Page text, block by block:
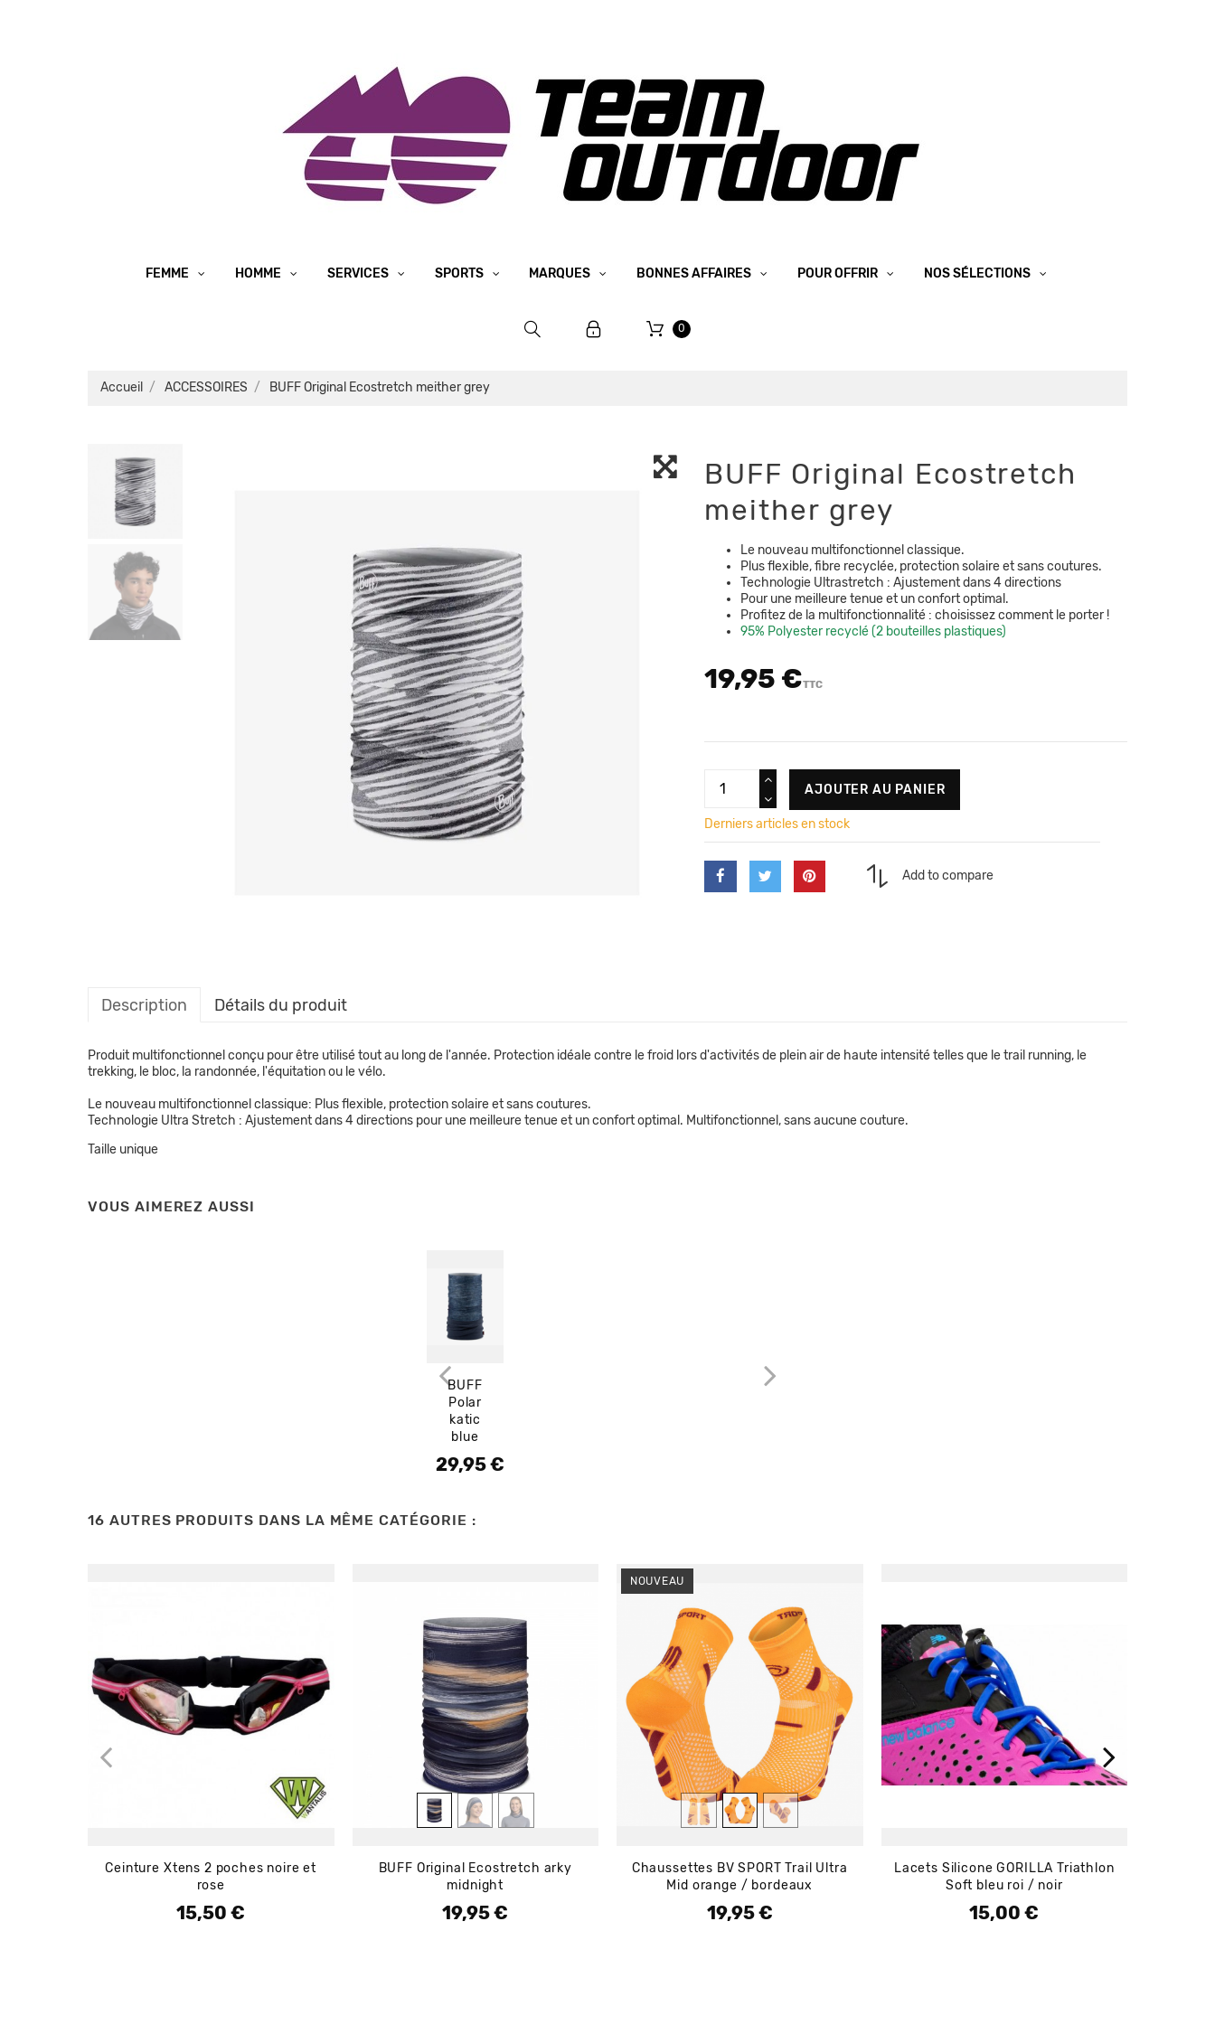
FEMME HOMME SERVICES SPORTS MARQUES BONNES AFFAIRES POUR OFFRIR NOS SÉLECTIONS
0
Accueil ACCESSOIRES BUFF Original Ecostretch meither grey
BUFF Original Ecostretch
meither grey
Le nouveau multifonctionnel classique.
Plus flexible, fibre recyclée, protection solaire et sans coutures.
Technologie Ultrastretch : Ajustement dans 4 directions
Pour une meilleure tenue et un confort optimal.
Profitez de la multifonctionnalité : choisissez comment le porter !
95% Polyester recyclé (2 bouteilles plastiques)
19,95 €TTC
AJOUTER AU PANIER
Derniers articles en stock
Add to compare
Description Détails du produit
Produit multifonctionnel conçu pour être utilisé tout au long de l'année. Protection idéale contre le froid lors d'activités de plein air de haute intensité telles que le trail running, le
trekking, le bloc, la randonnée, l'équitation ou le vélo.
Le nouveau multifonctionnel classique: Plus flexible, protection solaire et sans coutures.
Technologie Ultra Stretch : Ajustement dans 4 directions pour une meilleure tenue et un confort optimal. Multifonctionnel, sans aucune couture.
Taille unique
VOUS AIMEREZ AUSSI
BUFF
Polar
katic
blue
Prix
29,95 €
16 AUTRES PRODUITS DANS LA MÊME CATÉGORIE :
Ceinture Xtens 2 poches noire et
rose
Prix
15,50 €
BUFF Original Ecostretch arky
midnight
Prix
19,95 €
NOUVEAU
Chaussettes BV SPORT Trail Ultra
Mid orange / bordeaux
Prix
19,95 €
Lacets Silicone GORILLA Triathlon
Soft bleu roi / noir
Prix
15,00 €